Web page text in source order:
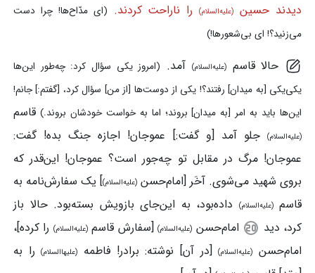
دیدند حسین (علیه‌السلام)را ناراحت کردند. (ای مدّاح‌ها! چرا دست
می‌زنید؟! ای بی‌شعورها!)
حالا قاسم(علیه‌السلام) آمد. (امروز یکی سؤال کرد: چه‌طور این‌ها
یکی‌یکی [به میدان] رفتند؟! یکی از دوست‌ها [از من] سؤال کرد، [گفتم:] جانم!
این‌ها باید به امر [به میدان] بروند؛ اما به خواست خودشان بروند.) قاسم
(علیه‌السلام)
جلو آمد [و گفت:] عموجان! اجازه جنگ بده! گفت:
عموجان! مرگ در مقابل تو چه‌جور است؟ عموجان! این‌قدر که
بروی شهید می‌شوی. آخَر [امام‌حسن (علیه‌السلام)] یک سفارش‌نامه به
قاسم(علیه‌السلام)
داده‌بود، به این‌جای بازویش بسته‌بود. حالا باز
کرد، دید
امام‌حسن (علیه‌السلام)[سفارش قاسم(علیه‌السلام) را کرده]،
امام‌حسن (علیه‌السلام)[در آن] نوشته: برادر! فاطمه (علیهاالسلام)را به